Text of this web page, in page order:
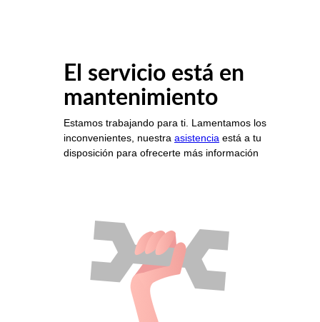
El servicio está en
mantenimiento
Estamos trabajando para ti. Lamentamos los
inconvenientes, nuestra asistencia está a tu
disposición para ofrecerte más información